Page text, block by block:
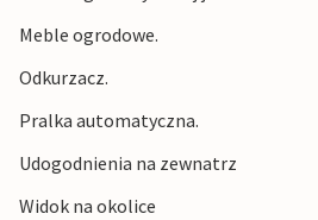
Meble ogrodowe.
Odkurzacz.
Pralka automatyczna.
Udogodnienia na zewnatrz
Widok na okolice